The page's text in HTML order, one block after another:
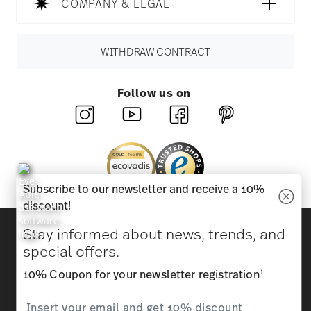
COMPANY & LEGAL
WITHDRAW CONTRACT
Follow us on
Beauty & functionality for your home
Homepage General terms and conditions
Privacy
Subscribe to our newsletter and receive a 10%
discount!
Stay informed about news, trends, and
special offers.
10% Coupon for your newsletter registration1